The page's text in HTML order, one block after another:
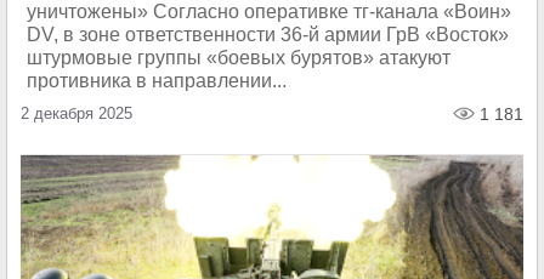
уничтожены» Согласно оперативке тг-канала «Воин»
DV, в зоне ответственности 36-й армии ГрВ «Восток»
штурмовые группы «боевых бурятов» атакуют
противника в направлении...
2 декабря 2025 1 181